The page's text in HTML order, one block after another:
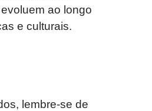
ao longo
e culturais.
lembre-se de